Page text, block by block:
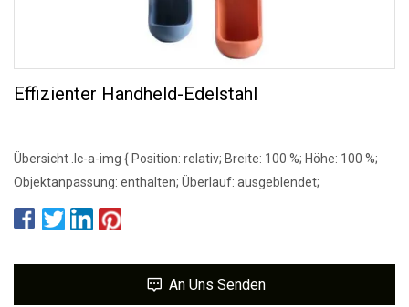
Effizienter Handheld-Edelstahl
Übersicht .lc-a-img { Position: relativ; Breite: 100 %; Höhe: 100 %;
Objektanpassung: enthalten; Überlauf: ausgeblendet;
An Uns Senden